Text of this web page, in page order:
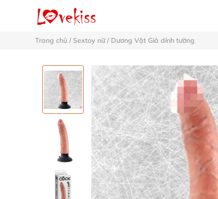
Trang chủ / Sextoy nữ/ Dương Vật Giả dính tường